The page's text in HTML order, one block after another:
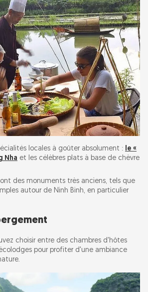
locales à goûter absolument : le «
Nha et les célèbres plats à base de chèvre
des monuments très anciens, tels que
autour de Ninh Binh, en particulier
choisir entre des chambres d'hôtes
pour profiter d'une ambiance